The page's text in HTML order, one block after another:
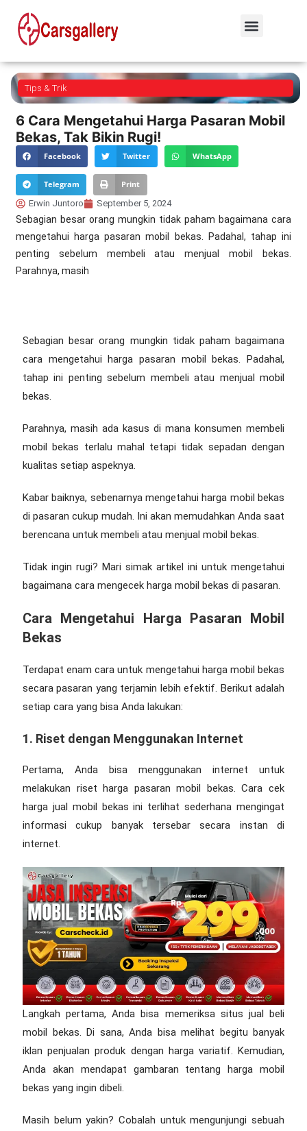
Tips & Trik
6 Cara Mengetahui Harga Pasaran Mobil
Bekas, Tak Bikin Rugi!
Facebook Twitter WhatsApp
Telegram Print
Erwin Juntoro September 5, 2024
Sebagian besar orang mungkin tidak paham bagaimana cara
mengetahui harga pasaran mobil bekas. Padahal, tahap ini
penting sebelum membeli atau menjual mobil bekas.
Parahnya, masih
Sebagian besar orang mungkin tidak paham bagaimana
cara mengetahui harga pasaran mobil bekas. Padahal,
tahap ini penting sebelum membeli atau menjual mobil
bekas.
Parahnya, masih ada kasus di mana konsumen membeli
mobil bekas terlalu mahal tetapi tidak sepadan dengan
kualitas setiap aspeknya.
Kabar baiknya, sebenarnya mengetahui harga mobil bekas
di pasaran cukup mudah. Ini akan memudahkan Anda saat
berencana untuk membeli atau menjual mobil bekas.
Tidak ingin rugi? Mari simak artikel ini untuk mengetahui
bagaimana cara mengecek harga mobil bekas di pasaran.
Cara Mengetahui Harga Pasaran Mobil
Bekas
Terdapat enam cara untuk mengetahui harga mobil bekas
secara pasaran yang terjamin lebih efektif. Berikut adalah
setiap cara yang bisa Anda lakukan:
1. Riset dengan Menggunakan Internet
Pertama, Anda bisa menggunakan internet untuk
melakukan riset harga pasaran mobil bekas. Cara cek
harga jual mobil bekas ini terlihat sederhana mengingat
informasi cukup banyak tersebar secara instan di
internet.
Langkah pertama, Anda bisa memeriksa situs jual beli
mobil bekas. Di sana, Anda bisa melihat begitu banyak
iklan penjualan produk dengan harga variatif. Kemudian,
Anda akan mendapat gambaran tentang harga mobil
bekas yang ingin dibeli.
Masih belum yakin? Cobalah untuk mengunjungi sebuah